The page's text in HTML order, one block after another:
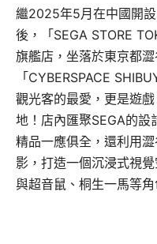
繼2025年5月在中國開設
後，「SEGA STORE
旗艦店，坐落於東京都
「CYBERSPACE
觀光客的最愛，更是遊
地！店內匯聚SEGA的
精品一應俱全，還利用
影，打造一個沉浸式視
與超音鼠、桐生一馬等角